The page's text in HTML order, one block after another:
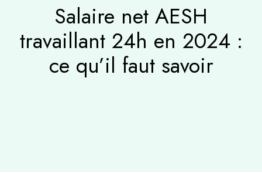
Salaire net AESH
travaillant 24h en 2024 :
ce qu’il faut savoir